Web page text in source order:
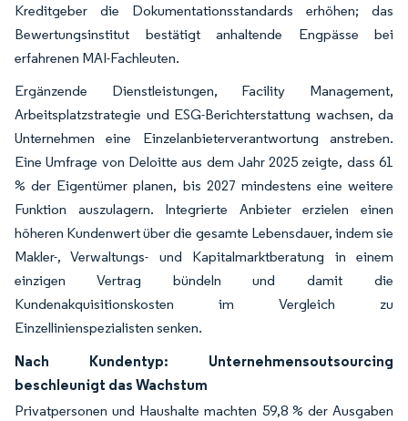
Kreditgeber die Dokumentationsstandards erhöhen; das
Bewertungsinstitut bestätigt anhaltende Engpässe bei
erfahrenen MAI-Fachleuten.
Ergänzende Dienstleistungen, Facility Management,
Arbeitsplatzstrategie und ESG-Berichterstattung wachsen, da
Unternehmen eine Einzelanbieterverantwortung anstreben.
Eine Umfrage von Deloitte aus dem Jahr 2025 zeigte, dass 61
% der Eigentümer planen, bis 2027 mindestens eine weitere
Funktion auszulagern. Integrierte Anbieter erzielen einen
höheren Kundenwert über die gesamte Lebensdauer, indem sie
Makler-, Verwaltungs- und Kapitalmarktberatung in einem
einzigen Vertrag bündeln und damit die
Kundenakquisitionskosten im Vergleich zu
Einzellinienspezialisten senken.
Nach Kundentyp: Unternehmensoutsourcing
beschleunigt das Wachstum
Privatpersonen und Haushalte machten 59,8 % der Ausgaben